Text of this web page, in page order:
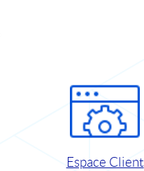
Espace Client